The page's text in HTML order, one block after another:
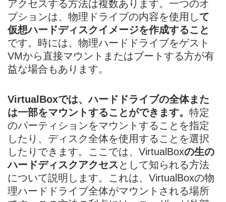
アクセスする方法は複数あります。一つのオ
プションは、物理ドライブの内容を使用して
仮想ハードディスクイメージを作成すること
です。時には、物理ハードドライブをゲスト
VMから直接マウントまたはブートする方が有
益な場合もあります。
VirtualBoxでは、ハードドライブの全体また
は一部をマウントすることができます。 特定
のパーティションをマウントすることを指定
したり、ディスク全体を使用することを選択
したりできます。ここでは、VirtualBoxの生の
ハードディスクアクセス として知られる方法
について説明します。これは、VirtualBoxの物
理ハードドライブ全体がマウントされる場所